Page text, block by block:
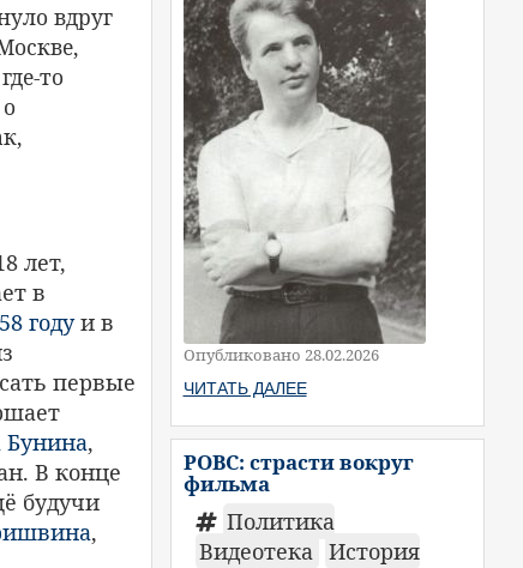
вдруг
то
лет,
в
годуи в
первые
Бунина,
В конце
будучи
,
Опубликовано 28.02.2026
ЧИТАТЬ ДАЛЕЕ
РОВС: страсти вокруг
фильма
Политика
Видеотека История